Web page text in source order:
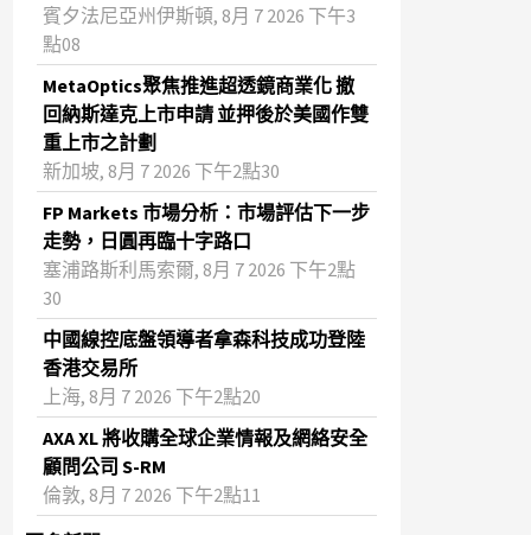
賓夕法尼亞州伊斯頓, 8月 7 2026 下午3
點08
MetaOptics聚焦推進超透鏡商業化 撤
回納斯達克上市申請 並押後於美國作雙
重上市之計劃
新加坡, 8月 7 2026 下午2點30
FP Markets 市場分析：市場評估下一步
走勢，日圓再臨十字路口
塞浦路斯利馬索爾, 8月 7 2026 下午2點
30
中國線控底盤領導者拿森科技成功登陸
香港交易所
上海, 8月 7 2026 下午2點20
AXA XL 將收購全球企業情報及網絡安全
顧問公司 S-RM
倫敦, 8月 7 2026 下午2點11